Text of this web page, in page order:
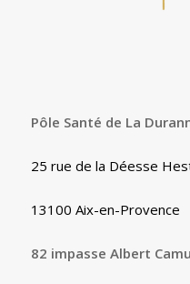
Pôle Santé de La
25 rue de la Déesse
13100 Aix-en-Provence
82 impasse Albert